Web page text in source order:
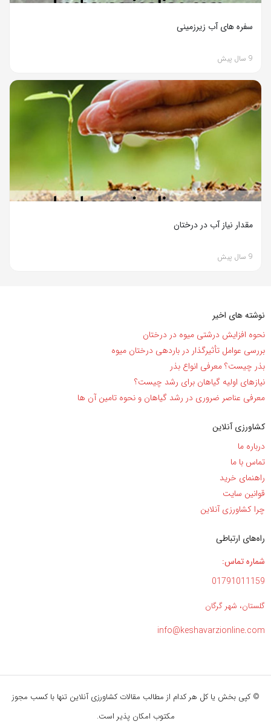
سفره های آب زیرزمینی
9 سال پیش
مقدار نیاز آب در درختان
9 سال پیش
نوشته های اخیر
نحوه افزایش درشتی میوه در درختان
بررسی عوامل تأثیرگذار در باردهی درختان میوه
بذر چیست؟ معرفی انواع بذر
نیاز‌های اولیه گیاهان برای رشد چیست؟
معرفی عناصر ضروری در رشد گیاهان و نحوه تامین آن ها
کشاورزی آنلاین
درباره ما
تماس با ما
راهنمای خرید
قوانین سایت
چرا کشاورزی آنلاین
راه‌های ارتباطی
شماره تماس:
01791011159
گلستان، شهر گرگان
info@keshavarzionline.com
© کپی بخش یا کل هر کدام از مطالب مقالات کشاورزی آنلاین تنها با کسب مجوز
مکتوب امکان پذیر است.